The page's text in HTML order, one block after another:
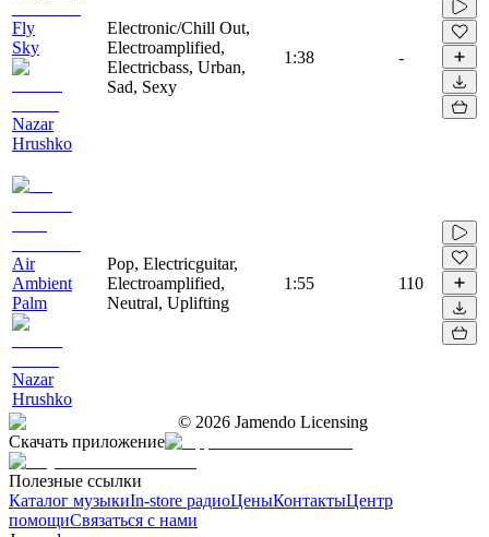
Fly
Sky
Nazar
Hrushko
Electronic/Chill Out,
Electroamplified,
Electricbass, Urban,
Sad, Sexy
1:38 -
Air
Ambient
Palm
Nazar
Hrushko
Pop, Electricguitar,
Electroamplified,
Neutral, Uplifting
1:55 110
© 2026 Jamendo Licensing
Скачать приложение
Полезные ссылки
Каталог музыкиIn-store радиоЦеныКонтактыЦентр
помощиСвязаться с нами